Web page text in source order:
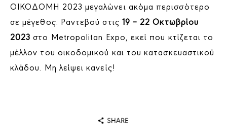
ΟΙΚΟΔΟΜΗ 2023 μεγαλώνει ακόμα περισσότερο
σε μέγεθος. Ραντεβού στις 19 – 22 Οκτωβρίου
2023 στο Metropolitan Expo, εκεί που κτίζεται το
μέλλον του οικοδομικού και του κατασκευαστικού
κλάδου. Μη λείψει κανείς!